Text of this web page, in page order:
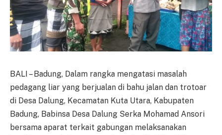
BALI – Badung, Dalam rangka mengatasi masalah
pedagang liar yang berjualan di bahu jalan dan trotoar
di Desa Dalung, Kecamatan Kuta Utara, Kabupaten
Badung, Babinsa Desa Dalung Serka Mohamad Ansori
bersama aparat terkait gabungan melaksanakan